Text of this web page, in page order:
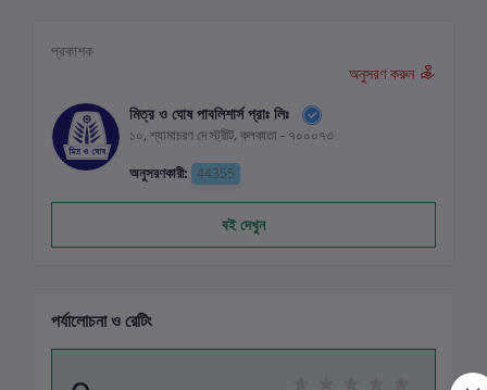
প্রকাশক
অনুসরণ করুন
মিত্র ও ঘোষ পাবলিশার্স প্রাঃ লিঃ
১০, শ্যামাচরণ দে স্ট্রীট, কলকাতা - ৭০০০৭৩
অনুসরণকারী: 44355
বই দেখুন
পর্যালোচনা ও রেটিং